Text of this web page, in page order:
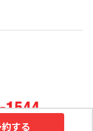
する
品、壊れ物をトラ
ご了承ください。
の持込及び飲食は
協力お願いしま
それに関する返金
ベルト着用が義務